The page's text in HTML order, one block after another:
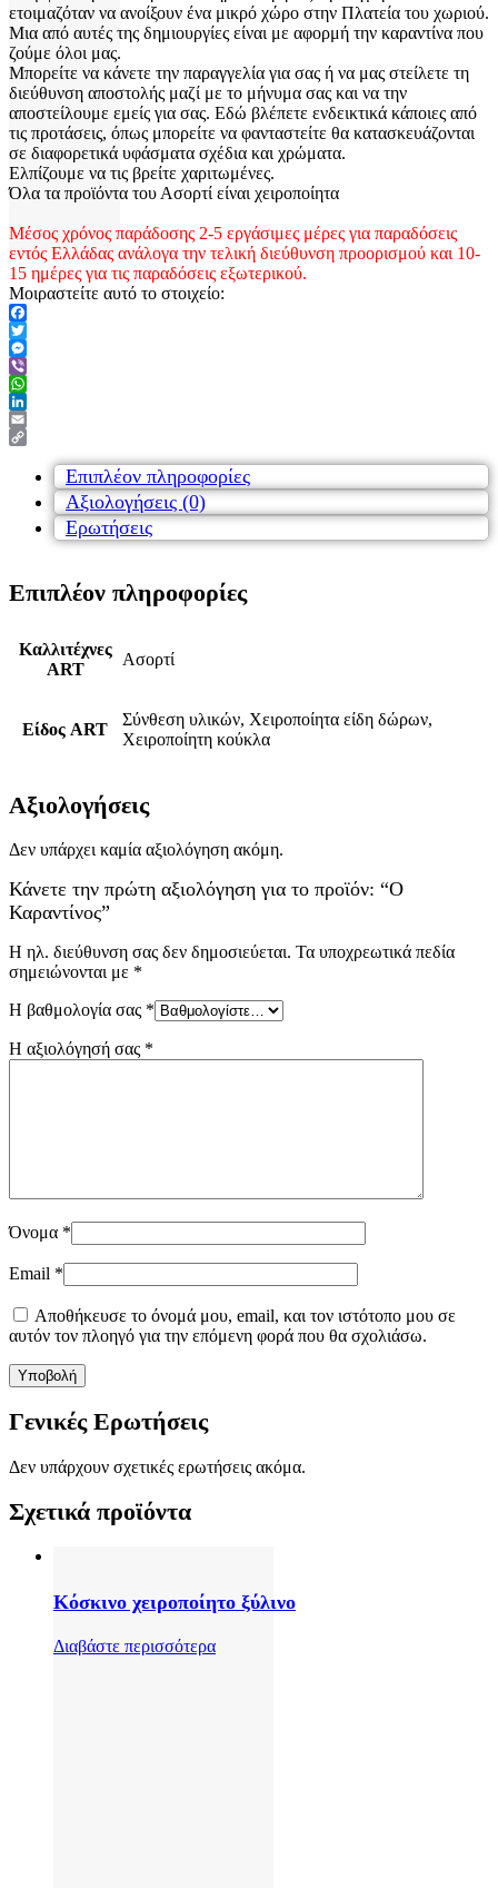
ετοιμαζόταν να ανοίξουν ένα μικρό χώρο στην Πλατεία του χωριού.
Μια από αυτές της δημιουργίες είναι με αφορμή την καραντίνα που
ζούμε όλοι μας.
Μπορείτε να κάνετε την παραγγελία για σας ή να μας στείλετε τη
διεύθυνση αποστολής μαζί με το μήνυμα σας και να την
αποστείλουμε εμείς για σας. Εδώ βλέπετε ενδεικτικά κάποιες από
τις προτάσεις, όπως μπορείτε να φανταστείτε θα κατασκευάζονται
σε διαφορετικά υφάσματα σχέδια και χρώματα.
Ελπίζουμε να τις βρείτε χαριτωμένες.
Όλα τα προϊόντα του Ασορτί είναι χειροποίητα
Μέσος χρόνος παράδοσης 2-5 εργάσιμες μέρες για παραδόσεις
εντός Ελλάδας ανάλογα την τελική διεύθυνση προορισμού και 10-
15 ημέρες για τις παραδόσεις εξωτερικού.
Μοιραστείτε αυτό το στοιχείο:
Facebook
Twitter
Messenger
Viber
WhatsApp
LinkedIn
Email
Link
Επιπλέον πληροφορίες
Αξιολογήσεις (0)
Ερωτήσεις
Επιπλέον πληροφορίες
Καλλιτέχνες
ART
Ασορτί
Είδος ART
Σύνθεση υλικών, Χειροποίητα είδη δώρων,
Χειροποίητη κούκλα
Αξιολογήσεις
Δεν υπάρχει καμία αξιολόγηση ακόμη.
Κάνετε την πρώτη αξιολόγηση για το προϊόν: “Ο
Καραντίνος”
Η ηλ. διεύθυνση σας δεν δημοσιεύεται. Τα υποχρεωτικά πεδία
σημειώνονται με *
Η βαθμολογία σας *
Η αξιολόγησή σας *
Όνομα *
Email *
Αποθήκευσε το όνομά μου, email, και τον ιστότοπο μου σε
αυτόν τον πλοηγό για την επόμενη φορά που θα σχολιάσω.
Γενικές Ερωτήσεις
Δεν υπάρχουν σχετικές ερωτήσεις ακόμα.
Σχετικά προϊόντα
Κόσκινο χειροποίητο ξύλινο
Διαβάστε περισσότερα